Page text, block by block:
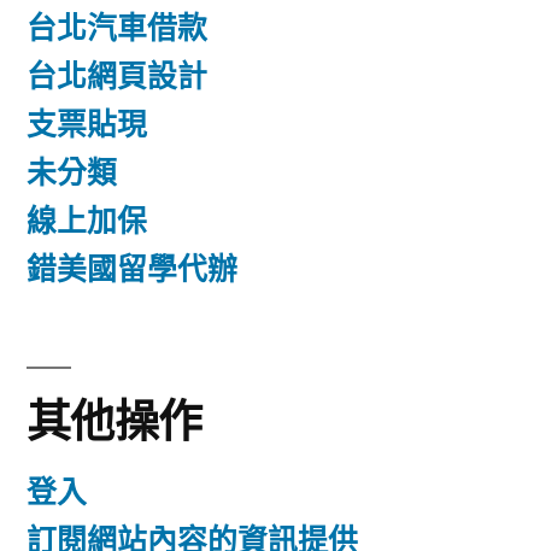
台北汽車借款
台北網頁設計
支票貼現
未分類
線上加保
錯美國留學代辦
其他操作
登入
訂閱網站內容的資訊提供